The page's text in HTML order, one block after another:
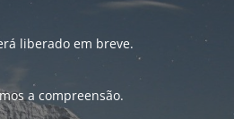
liberado em breve.
a compreensão.